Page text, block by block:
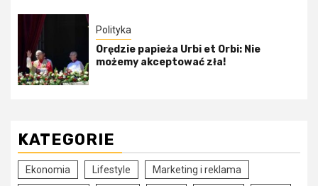
Polityka
Orędzie papieża Urbi et Orbi: Nie
możemy akceptować zła!
KATEGORIE
Ekonomia Lifestyle Marketing i reklama